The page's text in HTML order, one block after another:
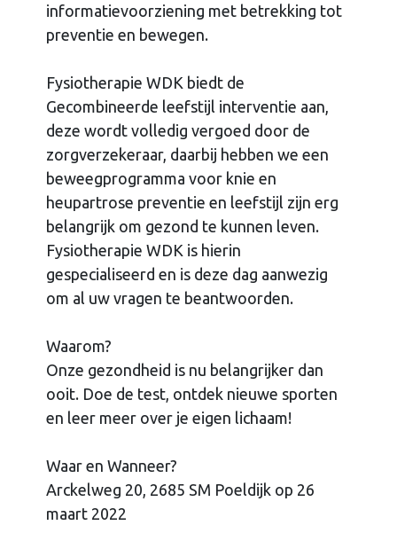
informatievoorziening met betrekking tot
preventie en bewegen.
Fysiotherapie WDK biedt de
Gecombineerde leefstijl interventie aan,
deze wordt volledig vergoed door de
zorgverzekeraar, daarbij hebben we een
beweegprogramma voor knie en
heupartrose preventie en leefstijl zijn erg
belangrijk om gezond te kunnen leven.
Fysiotherapie WDK is hierin
gespecialiseerd en is deze dag aanwezig
om al uw vragen te beantwoorden.
Waarom?
Onze gezondheid is nu belangrijker dan
ooit. Doe de test, ontdek nieuwe sporten
en leer meer over je eigen lichaam!
Waar en Wanneer?
Arckelweg 20, 2685 SM Poeldijk op 26
maart 2022